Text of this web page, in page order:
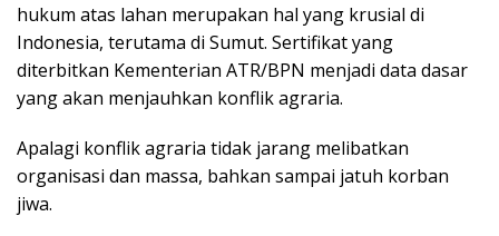
hukum atas lahan merupakan hal yang krusial di
Indonesia, terutama di Sumut. Sertifikat yang
diterbitkan Kementerian ATR/BPN menjadi data dasar
yang akan menjauhkan konflik agraria.
Apalagi konflik agraria tidak jarang melibatkan
organisasi dan massa, bahkan sampai jatuh korban
jiwa.